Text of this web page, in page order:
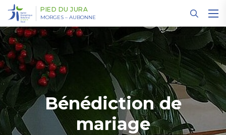
PIED DU JURA
MORGES – AUBONNE
Bénédiction de
mariage
Panneau de gestion des cookies